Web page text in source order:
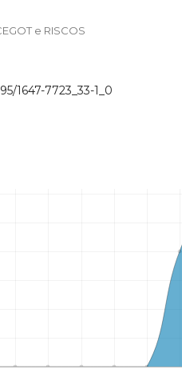
e RISCOS
1647-7723_33-1_0